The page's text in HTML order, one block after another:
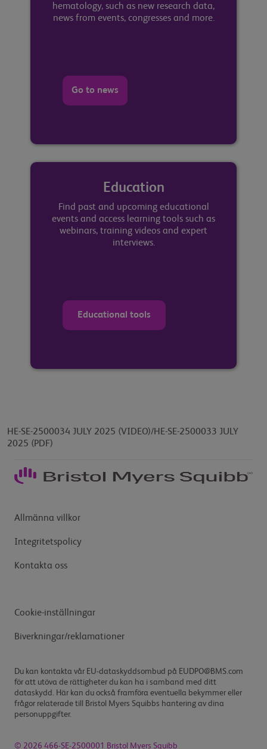
hematology, such as new research data,
news from events, congresses and more.
Go to news
Education
Find past and upcoming educational
events and access learning tools such as
webinars, training videos and expert
interviews.
Educational tools
HE-SE-2500034 JULY 2025 (VIDEO)/HE-SE-2500033 JULY
2025 (PDF)
Allmänna villkor
Integritetspolicy
Kontakta oss
Cookie-inställningar
Biverkningar/reklamationer
Du kan kontakta vår EU-dataskyddsombud på EUDPO@BMS.com
för att utöva de rättigheter du kan ha i samband med ditt
dataskydd. Här kan du också framföra eventuella bekymmer eller
frågor relaterade till Bristol Myers Squibbs hantering av dina
personuppgifter.
© 2026 466-SE-2500001 Bristol Myers Squibb